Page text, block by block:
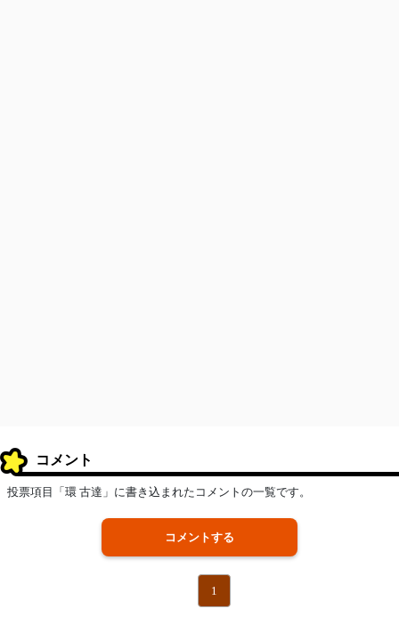
コメント
投票項目「環 古達」に書き込まれたコメントの一覧です。
コメントする
1